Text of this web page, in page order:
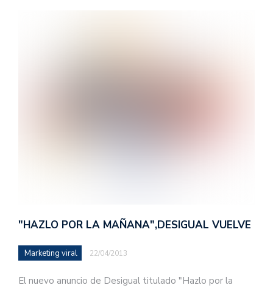
"HAZLO POR LA MAÑANA",DESIGUAL VUELVE
Marketing viral 22/04/2013
El nuevo anuncio de Desigual titulado "Hazlo por la